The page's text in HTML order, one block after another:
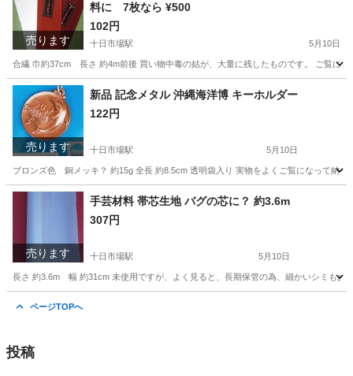
売ります
料に 7枚なら ¥500
102円
十日市場駅 5月10日
合繊 巾約37cm 長さ 約4m前後 買い物中毒の姑が、大量に残したものです。 ご覧に
神奈川 横浜市 十日市場駅 着物 八掛
売ります
新品 記念メタル 沖縄海洋博 キーホルダー
122円
十日市場駅 5月10日
ブロンズ色 銅メッキ？ 約15g 全長 約8.5cm 透明袋入り 実物をよくご覧になって納
神奈川 横浜市 十日市場駅 その他 キーホルダー
売ります
手芸材料 帯芯生地 バグの芯に？ 約3.6m
307円
十日市場駅 5月10日
長さ 約3.6m 幅 約31cm 未使用ですが、よく見ると、長期保管の為、細かいシミもあ
ページTOPへ
投稿